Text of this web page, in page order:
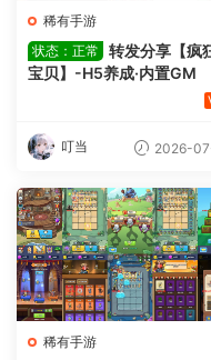
稀有手游
状态：正常
转发分享【疯
宝贝】-H5养成·内置GM
叮当 2026-
稀有手游